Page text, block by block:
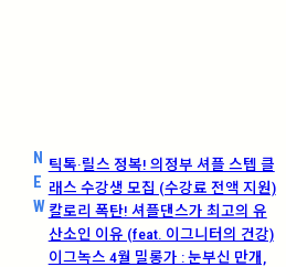
N
E
W
틱톡·릴스 정복! 의정부 셔플 스텝 클
래스 수강생 모집 (수강료 전액 지원)
칼로리 폭탄! 셔플댄스가 최고의 유
산소인 이유 (feat. 이그니터의 건강)
이그녹스 4월 밀롱가 : 눈부신 만개,